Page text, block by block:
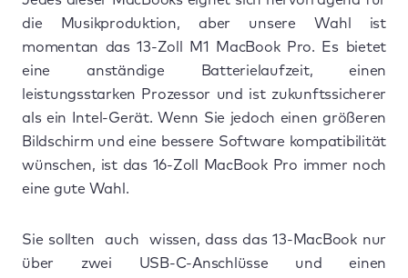
die Musikproduktion, aber unsere Wahl ist
momentan das 13-Zoll M1 MacBook Pro. Es bietet
eine anständige Batterielaufzeit, einen
leistungsstarken Prozessor und ist zukunftssicherer
als ein Intel-Gerät. Wenn Sie jedoch einen größeren
Bildschirm und eine bessere Software kompatibilität
wünschen, ist das 16-Zoll MacBook Pro immer noch
eine gute Wahl.
Sie sollten auch wissen, dass das 13-MacBook nur
über zwei USB-C-Anschlüsse und einen